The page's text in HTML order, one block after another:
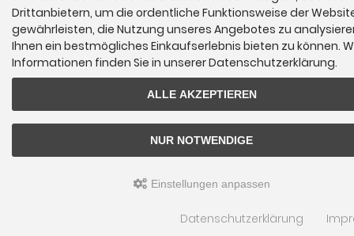
Drittanbietern, um die ordentliche Funktionsweise der
gewährleisten, die Nutzung unseres Angebotes zu
Ihnen ein bestmögliches Einkaufserlebnis bieten zu können.
Informationen finden Sie in unserer Datenschutzerklärung.
ALLE AKZEPTIEREN
NUR NOTWENDIGE
Einstellungen anpassen
Datenschutzerklärung